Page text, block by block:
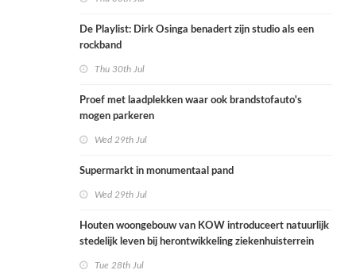
De Playlist: Dirk Osinga benadert zijn studio als een
rockband
Thu 30th Jul
Proef met laadplekken waar ook brandstofauto's
mogen parkeren
Wed 29th Jul
Supermarkt in monumentaal pand
Wed 29th Jul
Houten woongebouw van KOW introduceert natuurlijk
stedelijk leven bij herontwikkeling ziekenhuisterrein
Tue 28th Jul